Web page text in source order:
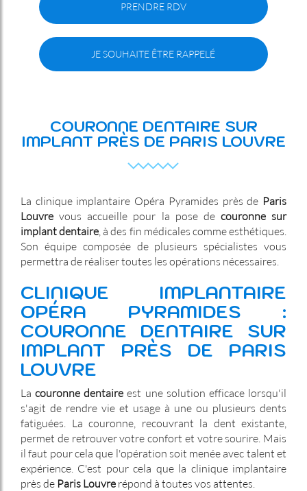
PRENDRE RDV
JE SOUHAITE ÊTRE RAPPELÉ
COURONNE DENTAIRE SUR
IMPLANT PRÈS DE PARIS LOUVRE
La clinique implantaire Opéra Pyramides près de Paris
Louvre vous accueille pour la pose de couronne sur
implant dentaire , à des fin médicales comme esthétiques.
Son équipe composée de plusieurs spécialistes vous
permettra de réaliser toutes les opérations nécessaires.
CLINIQUE IMPLANTAIRE
OPÉRA PYRAMIDES :
COURONNE DENTAIRE SUR
IMPLANT PRÈS DE PARIS
LOUVRE
Lacouronne dentaire est une solution efficace lorsqu'il
s'agit de rendre vie et usage à une ou plusieurs dents
fatiguées. La couronne, recouvrant la dent existante,
permet de retrouver votre confort et votre sourire. Mais
il faut pour cela que l'opération soit menée avec talent et
expérience. C'est pour cela que la clinique implantaire
près de Paris Louvre répond à toutes vos attentes.